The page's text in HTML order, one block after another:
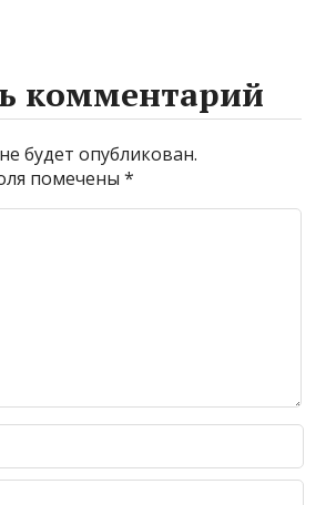
комментарий
будет опубликован.
помечены*